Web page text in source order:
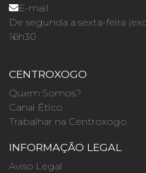
E-mail
De segunda a sexta-feira
16h30
CENTROXOGO
Quem Somos?
Canal Ético
Trabalhar na Centroxogo
INFORMAÇÃO LEGAL
Aviso Legal